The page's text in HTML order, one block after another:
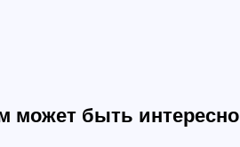
может быть интересно